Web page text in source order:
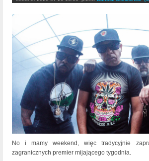
No i mamy weekend, więc tradycyjnie
zagranicznych premier mijającego tygodnia.